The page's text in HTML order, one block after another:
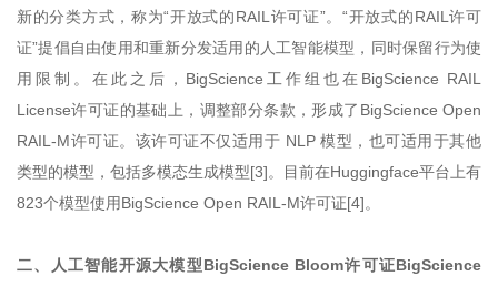
新的分类方式，称为“开放式的RAIL许可证”。“开放式的RAIL许可
证”提倡自由使用和重新分发适用的人工智能模型，同时保留行为使
用限制。在此之后，BigScience工作组也在BigScience RAIL
License许可证的基础上，调整部分条款，形成了BigScience Open
RAIL-M许可证。该许可证不仅适用于 NLP 模型，也可适用于其他
类型的模型，包括多模态生成模型[3]。目前在Huggingface平台上有
823个模型使用BigScience Open RAIL-M许可证[4]。
二、人工智能开源大模型BigScience Bloom许可证BigScience